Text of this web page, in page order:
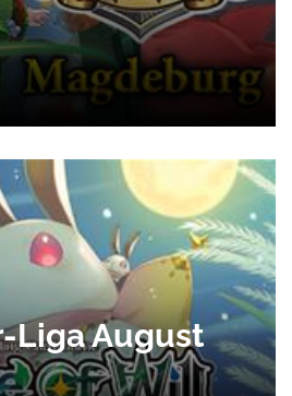
Liga August